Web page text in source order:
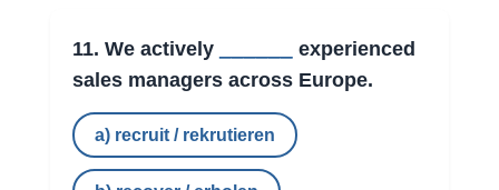
11. We actively
experienced
sales managers across Europe.
a) recruit / rekrutieren